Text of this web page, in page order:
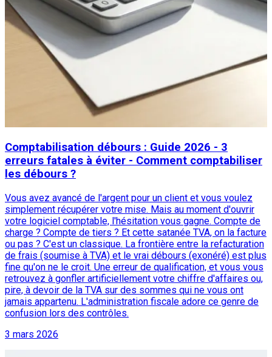
Comptabilisation débours : Guide 2026 - 3
erreurs fatales à éviter - Comment comptabiliser
les débours ?
Vous avez avancé de l'argent pour un client et vous voulez
simplement récupérer votre mise. Mais au moment d'ouvrir
votre logiciel comptable, l'hésitation vous gagne. Compte de
charge ? Compte de tiers ? Et cette satanée TVA, on la facture
ou pas ? C'est un classique. La frontière entre la refacturation
de frais (soumise à TVA) et le vrai débours (exonéré) est plus
fine qu'on ne le croit. Une erreur de qualification, et vous vous
retrouvez à gonfler artificiellement votre chiffre d'affaires ou,
pire, à devoir de la TVA sur des sommes qui ne vous ont
jamais appartenu. L'administration fiscale adore ce genre de
confusion lors des contrôles.
3 mars 2026